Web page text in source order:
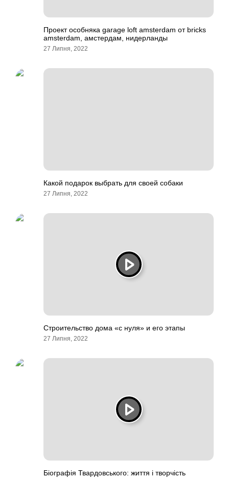
Проект особняка garage loft amsterdam от bricks
amsterdam, амстердам, нидерланды
27 Липня, 2022
Какой подарок выбрать для своей собаки
27 Липня, 2022
Строительство дома «с нуля» и его этапы
27 Липня, 2022
Біографія Твардовського: життя і творчість